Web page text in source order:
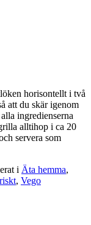
horisontellt i två
att du skär igenom
ingredienserna
alltihop i ca 20
servera som
i Äta hemma,
, Vego